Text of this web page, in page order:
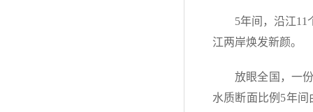
5年间，沿江
江两岸焕发新颜。
放眼全国，一
水质断面比例5年